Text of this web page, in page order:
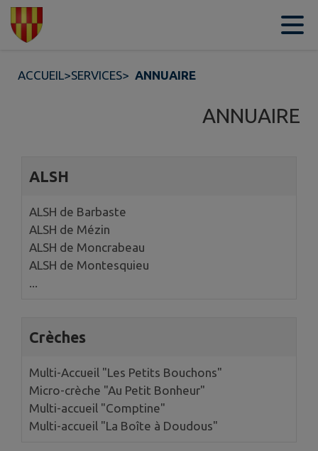
Contenu
ACCUEIL>SERVICES> ANNUAIRE
ANNUAIRE
ALSH
ALSH de Barbaste
ALSH de Mézin
ALSH de Moncrabeau
ALSH de Montesquieu
...
Crèches
Multi-Accueil "Les Petits Bouchons"
Micro-crèche "Au Petit Bonheur"
Multi-accueil "Comptine"
Multi-accueil "La Boîte à Doudous"